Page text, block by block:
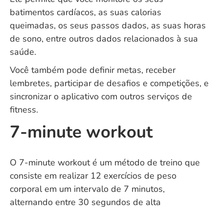
batimentos cardíacos, as suas calorias
queimadas, os seus passos dados, as suas horas
de sono, entre outros dados relacionados à sua
saúde.
Você também pode definir metas, receber
lembretes, participar de desafios e competições, e
sincronizar o aplicativo com outros serviços de
fitness.
7-minute workout
O 7-minute workout é um método de treino que
consiste em realizar 12 exercícios de peso
corporal em um intervalo de 7 minutos,
alternando entre 30 segundos de alta